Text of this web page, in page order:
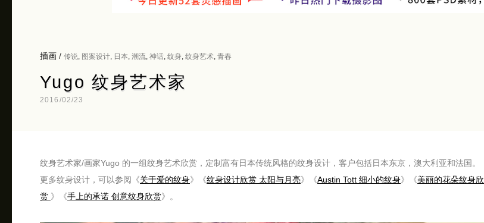
插画 / 传说 图案设计 日本 潮流 神话 纹身 纹身艺术 青春
Yugo 纹身艺术家
2016/02/23
纹身艺术家/画家Yugo 的一组纹身艺术欣赏，定制富有日本传统风格的纹身设计，客户包括日本东京，澳大利亚和法国。
更多纹身设计，可以参阅《关于爱的纹身》《纹身设计欣赏 太阳与月亮》《Austin Tott 细小的纹身》《美丽的花朵纹身欣
赏 》《手上的承诺 创意纹身欣赏》。